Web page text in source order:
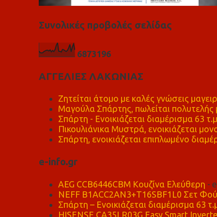
Συνολικές προβολές σελίδας
6873196
ΑΓΓΕΛΙΕΣ ΛΑΚΩΝΙΑΣ
Ζητείται άτομο με καλές γνώσεις
Μαγούλα Σπάρτης, πωλείται πολυτελής
Σπάρτη - Ενοικιάζεται διαμέρισμα 63 τ.μ
Πικουλιάνικα Μυστρά, ενοικιάζεται
Σπάρτη, ενοικιάζεται επιπλωμένο
e-info.gr
AEG CCB6446CBM Κουζίνα Ελεύθερη -
NEFF B1ACC2AN3+T16SBF1L0 Σετ
Σπάρτη – Ενοικιάζεται διαμέρισμα 63
HISENSE CA35LR03G Easy Smart